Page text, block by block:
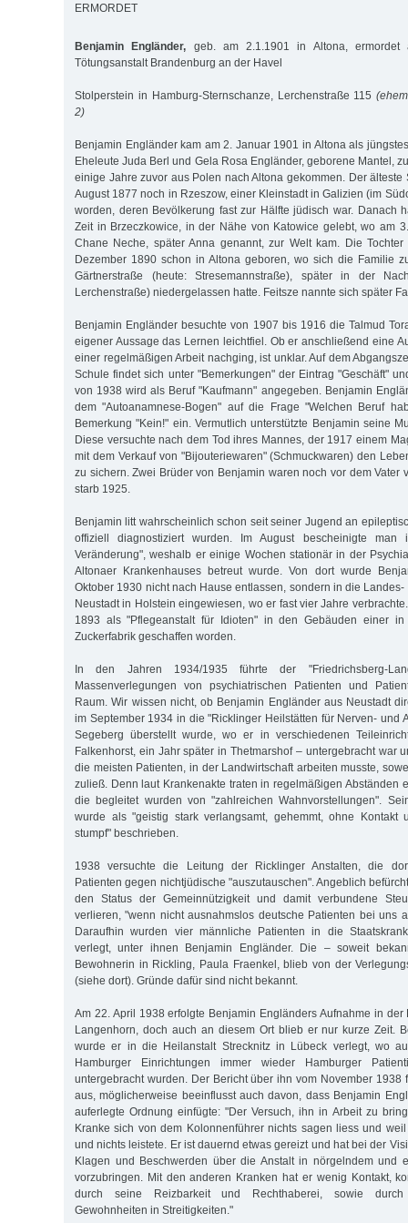
ERMORDET
Benjamin Engländer, geb. am 2.1.1901 in Altona,
Tötungsanstalt Brandenburg an der Havel
Stolperstein in Hamburg-Sternschanze, Lerchenstraße 115
2)
Benjamin Engländer kam am 2. Januar 1901 in Altona als
Eheleute Juda Berl und Gela Rosa Engländer, geborene Mantel,
einige Jahre zuvor aus Polen nach Altona gekommen. Der älteste
August 1877 noch in Rzeszow, einer Kleinstadt in Galizien (im
worden, deren Bevölkerung fast zur Hälfte jüdisch war. Danach
Zeit in Brzeczkowice, in der Nähe von Katowice gelebt, wo am
Chane Neche, später Anna genannt, zur Welt kam. Die
Dezember 1890 schon in Altona geboren, wo sich die Familie
Gärtnerstraße (heute: Stresemannstraße), später in der
Lerchenstraße) niedergelassen hatte. Feitsze nannte sich später
Benjamin Engländer besuchte von 1907 bis 1916 die Talmud
eigener Aussage das Lernen leichtfiel. Ob er anschließend eine
einer regelmäßigen Arbeit nachging, ist unklar. Auf dem
Schule findet sich unter "Bemerkungen" der Eintrag "Geschäft"
von 1938 wird als Beruf "Kaufmann" angegeben. Benjamin
dem "Autoanamnese-Bogen" auf die Frage "Welchen Beruf
Bemerkung "Kein!" ein. Vermutlich unterstützte Benjamin seine
Diese versuchte nach dem Tod ihres Mannes, der 1917 einem
mit dem Verkauf von "Bijouteriewaren" (Schmuckwaren) den
zu sichern. Zwei Brüder von Benjamin waren noch vor dem Vater
starb 1925.
Benjamin litt wahrscheinlich schon seit seiner Jugend an
offiziell diagnostiziert wurden. Im August bescheinigte man
Veränderung", weshalb er einige Wochen stationär in der
Altonaer Krankenhauses betreut wurde. Von dort wurde
Oktober 1930 nicht nach Hause entlassen, sondern in die
Neustadt in Holstein eingewiesen, wo er fast vier Jahre
1893 als "Pflegeanstalt für Idioten" in den Gebäuden einer in
Zuckerfabrik geschaffen worden.
In den Jahren 1934/1935 führte der "Friedrichsberg-
Massenverlegungen von psychiatrischen Patienten und
Raum. Wir wissen nicht, ob Benjamin Engländer aus Neustadt
im September 1934 in die "Ricklinger Heilstätten für Nerven- und
Segeberg überstellt wurde, wo er in verschiedenen
Falkenhorst, ein Jahr später in Thetmarshof – untergebracht war
die meisten Patienten, in der Landwirtschaft arbeiten musste,
zuließ. Denn laut Krankenakte traten in regelmäßigen Abständen
die begleitet wurden von "zahlreichen Wahnvorstellungen".
wurde als "geistig stark verlangsamt, gehemmt, ohne Kontakt
stumpf" beschrieben.
1938 versuchte die Leitung der Ricklinger Anstalten, die
Patienten gegen nichtjüdische "auszutauschen". Angeblich
den Status der Gemeinnützigkeit und damit verbundene
verlieren, "wenn nicht ausnahmslos deutsche Patienten bei uns
Daraufhin wurden vier männliche Patienten in die
verlegt, unter ihnen Benjamin Engländer. Die – soweit
Bewohnerin in Rickling, Paula Fraenkel, blieb von der
(siehe dort). Gründe dafür sind nicht bekannt.
Am 22. April 1938 erfolgte Benjamin Engländers Aufnahme in
Langenhorn, doch auch an diesem Ort blieb er nur kurze Zeit.
wurde er in die Heilanstalt Strecknitz in Lübeck verlegt, wo
Hamburger Einrichtungen immer wieder Hamburger
untergebracht wurden. Der Bericht über ihn vom November 1938
aus, möglicherweise beeinflusst auch davon, dass Benjamin
auferlegte Ordnung einfügte: "Der Versuch, ihn in Arbeit zu
Kranke sich von dem Kolonnenführer nichts sagen liess und
und nichts leistete. Er ist dauernd etwas gereizt und hat bei der
Klagen und Beschwerden über die Anstalt in nörgelndem und
vorzubringen. Mit den anderen Kranken hat er wenig Kontakt,
durch seine Reizbarkeit und Rechthaberei, sowie durch
Gewohnheiten in Streitigkeiten."